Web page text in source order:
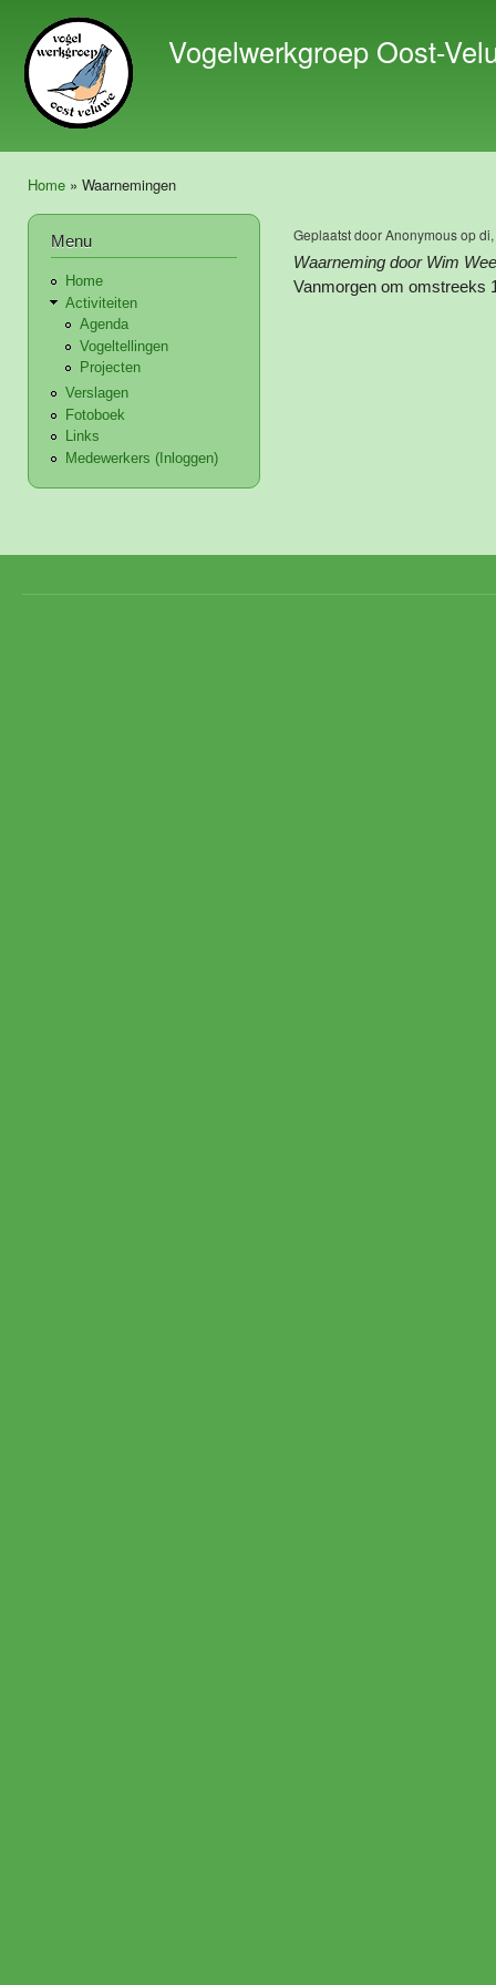
en
de
Vogelwerkgroep Oost-
Home » Waarnemingen
Menu
Home
Activiteiten
Agenda
Vogeltellingen
Projecten
Verslagen
Fotoboek
Links
Medewerkers (Inloggen)
Geplaatst doorAnonymousop
Waarneming door Wim
Vanmorgen om omstreeks